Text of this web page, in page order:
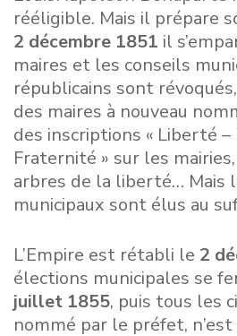
rééligible. Mais il prépare
2 décembre 1851 il
maires et les conseils
républicains sont
des maires à nouveau
des inscriptions « Liberté –
Fraternité » sur les
arbres de la liberté… Mais
municipaux sont élus au
L’Empire est rétabli le 2
élections municipales se
juillet 1855, puis tous les
nommé par le préfet, n’est